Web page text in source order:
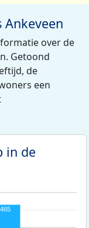
over de
Getoond
de
een
in de
465